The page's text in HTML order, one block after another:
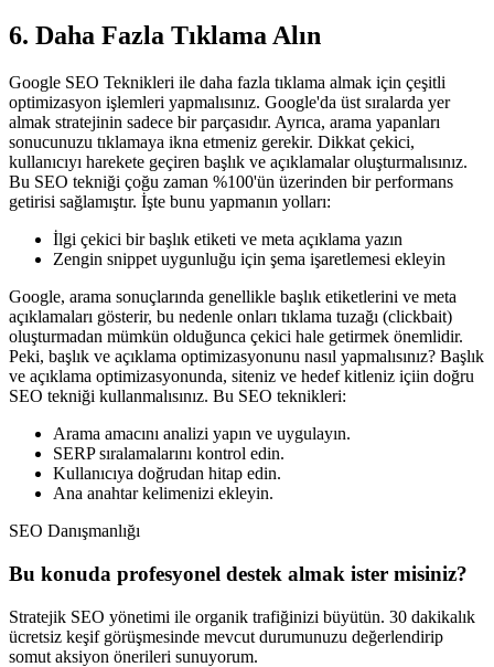
6. Daha Fazla Tıklama Alın
Google SEO Teknikleri ile daha fazla tıklama almak için çeşitli
optimizasyon işlemleri yapmalısınız. Google'da üst sıralarda yer
almak stratejinin sadece bir parçasıdır. Ayrıca, arama yapanları
sonucunuzu tıklamaya ikna etmeniz gerekir. Dikkat çekici,
kullanıcıyı harekete geçiren başlık ve açıklamalar oluşturmalısınız.
Bu SEO tekniği çoğu zaman %100'ün üzerinden bir performans
getirisi sağlamıştır. İşte bunu yapmanın yolları:
İlgi çekici bir başlık etiketi ve meta açıklama yazın
Zengin snippet uygunluğu için şema işaretlemesi ekleyin
Google, arama sonuçlarında genellikle başlık etiketlerini ve meta
açıklamaları gösterir, bu nedenle onları tıklama tuzağı (clickbait)
oluşturmadan mümkün olduğunca çekici hale getirmek önemlidir.
Peki, başlık ve açıklama optimizasyonunu nasıl yapmalısınız? Başlık
ve açıklama optimizasyonunda, siteniz ve hedef kitleniz içiin doğru
SEO tekniği kullanmalısınız. Bu SEO teknikleri:
Arama amacını analizi yapın ve uygulayın.
SERP sıralamalarını kontrol edin.
Kullanıcıya doğrudan hitap edin.
Ana anahtar kelimenizi ekleyin.
SEO Danışmanlığı
Bu konuda profesyonel destek almak ister misiniz?
Stratejik SEO yönetimi ile organik trafiğinizi büyütün. 30 dakikalık
ücretsiz keşif görüşmesinde mevcut durumunuzu değerlendirip
somut aksiyon önerileri sunuyorum.